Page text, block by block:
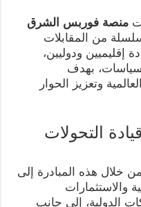
منصة فوربس الشرق
من المقابلات
إقليميين ودوليين،
بهدف
وتعزيز الحوار
التحولات
هذه المبادرة إلى
والاستثمارات
الدولية، إلى جانب